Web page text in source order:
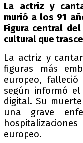
La actriz y
murió a los 91
Figura central
cultural que
La actriz y
figuras más
europeo,
según informó el
digital. Su
una grave
europeo.